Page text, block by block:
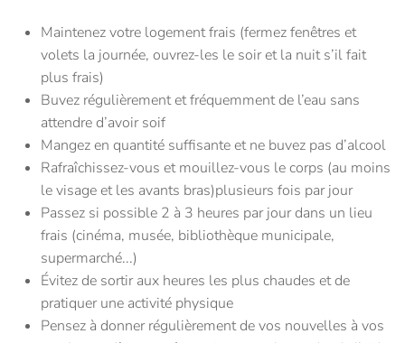
Maintenez votre logement frais (fermez fenêtres et
volets la journée, ouvrez-les le soir et la nuit s’il fait
plus frais)
Buvez régulièrement et fréquemment de l’eau sans
attendre d’avoir soif
Mangezen quantité suffisante et ne buvez pas d’alcool
Rafraîchissez-vous et mouillez-vous le corps (au moins
le visage et les avants bras)plusieurs fois par jour
Passez si possible 2 à 3 heures par jour dans un lieu
frais (cinéma, musée, bibliothèque municipale,
supermarché...)
Évitez de sortir aux heures les plus chaudes et de
pratiquer une activité physique
Pensez à donner régulièrement de vos nouvelles à vos